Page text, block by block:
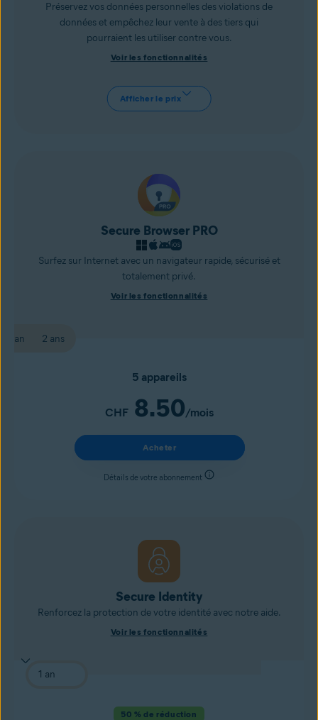
Préservez vos données personnelles des violations de
données et empêchez leur vente à des tiers qui
pourraient les utiliser contre vous.
Voir les fonctionnalités
Afficher le prix
Secure Browser PRO
Surfez sur Internet avec un navigateur rapide, sécurisé et
totalement privé.
Voir les fonctionnalités
1 an 2 ans
5 appareils
CHF 8.50/mois
Acheter
Détails de votre abonnement
Secure Identity
Renforcez la protection de votre identité avec notre aide.
Voir les fonctionnalités
50 % de réduction